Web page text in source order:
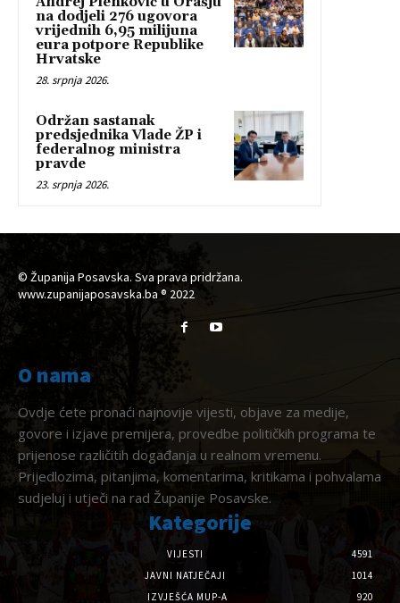
na dodjeli 276 ugovora
vrijednih 6,95 milijuna
eura potpore Republike
Hrvatske
28. srpnja 2026.
Održan sastanak
predsjednika Vlade ŽP i
federalnog ministra
pravde
23. srpnja 2026.
© Županija Posavska. Sva prava pridržana.
www.zupanijaposavska.ba ® 2022
O nama
Ovdje ćete pronaći najnovije vijesti, objave za medije,
govore i izjave premijera, provedbe političkih programa te
prijenose različitih događanja u realnom vremenu.
Prijedlozima, pitanjima, komentarima, kritikama i pohvalama
sudjeluj i utječi na rad Županije Posavske.
Kategorije
VIJESTI
4591
JAVNI NATJEČAJI
1014
IZVJEŠĆA MUP-A
920